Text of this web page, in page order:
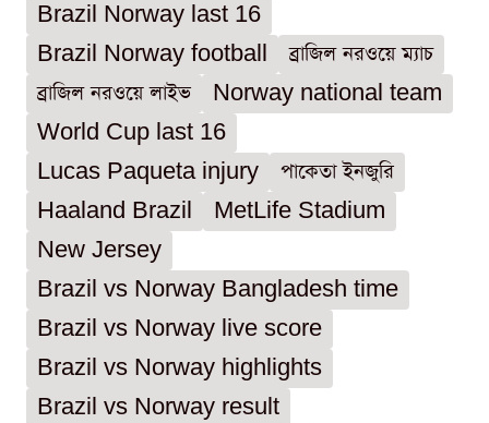
Brazil Norway last 16
Brazil Norway football
ব্রাজিল নরওয়ে ম্যাচ
ব্রাজিল নরওয়ে লাইভ
Norway national team
World Cup last 16
Lucas Paqueta injury
পাকেতা ইনজুরি
Haaland Brazil
MetLife Stadium
New Jersey
Brazil vs Norway Bangladesh time
Brazil vs Norway live score
Brazil vs Norway highlights
Brazil vs Norway result